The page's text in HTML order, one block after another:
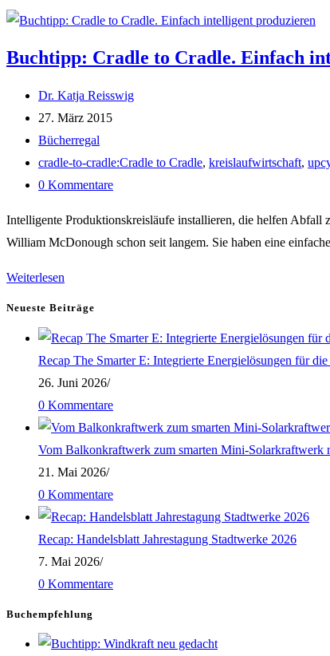
Buchtipp: Cradle to Cradle. Einfach
Beitrags-
Autor:
Dr. Katja Reisswig
Beitrag
veröffentlicht:
27. März 2015
Beitrags-
Kategorie:
Bücherregal
Post
tag:
cradle-to-cradle:Cradle to Cradle, kreislaufwirtschaft,
Beitrags-
0 Kommentare
Intelligente Produktionskreisläufe installieren, die helfen
William McDonough schon seit langem. Sie haben eine
Weiterlesen
Cradle.
Einfach
intelligent
produzieren
Neueste Beiträge
Recap The Smarter E: Integrierte Energielösungen für
26. Juni 2026/
0 Kommentare
Vom Balkonkraftwerk zum smarten Mini-Solarkraftwerk
21. Mai 2026/
0 Kommentare
Recap: Handelsblatt Jahrestagung Stadtwerke 2026
7. Mai 2026/
0 Kommentare
Buchempfehlung